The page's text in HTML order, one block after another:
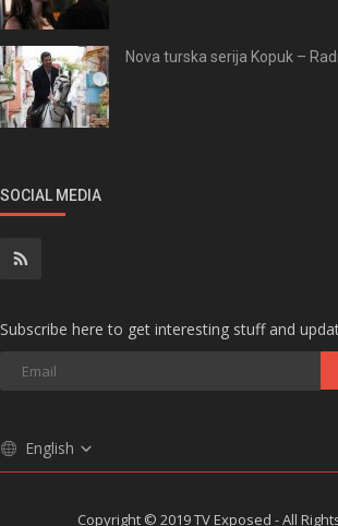
Nova turska serija Kopuk –
SOCIAL MEDIA
Subscribe here to get interesting stuff and
English
Copyright © 2019 TV Exposed - All